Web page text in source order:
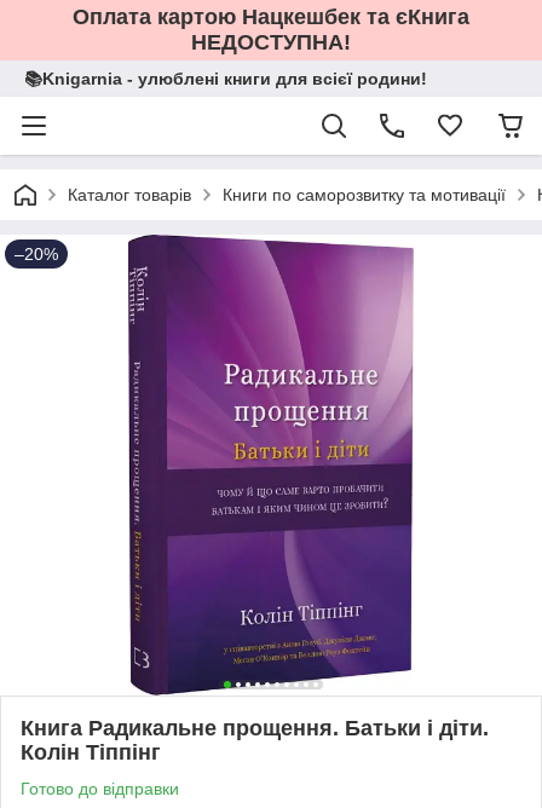
Оплата картою Нацкешбек та єКнига
НЕДОСТУПНА!
📚Knigarnia - улюблені книги для всієї родини!
Каталог товарів Книги по саморозвитку та мотивації
–20%
Книга Радикальне прощення. Батьки і діти.
Колін Тіппінг
Готово до відправки